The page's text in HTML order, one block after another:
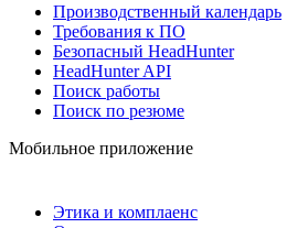
Производственный календарь
Требования к ПО
Безопасный HeadHunter
HeadHunter API
Поиск работы
Поиск по резюме
Мобильное приложение
Этика и комплаенс